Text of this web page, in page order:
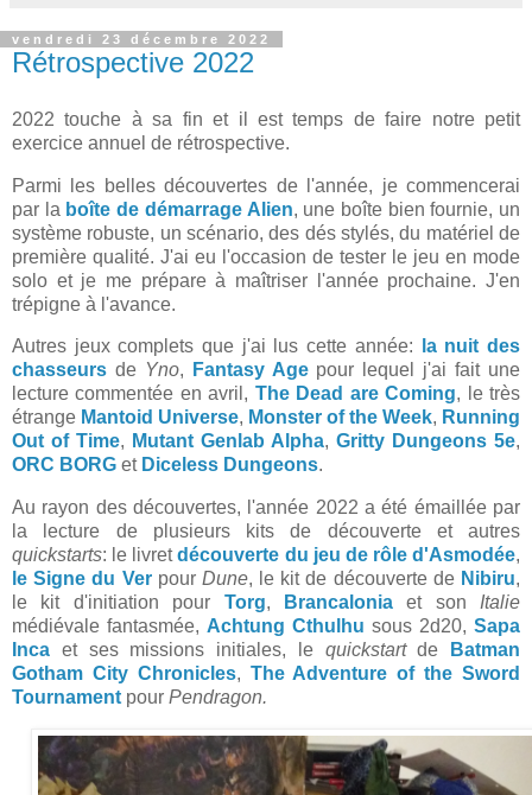
vendredi 23 décembre 2022
Rétrospective 2022
2022 touche à sa fin et il est temps de faire notre petit
exercice annuel de rétrospective.
Parmi les belles découvertes de l'année, je commencerai
par la boîte de démarrage Alien, une boîte bien fournie, un
système robuste, un scénario, des dés stylés, du matériel de
première qualité. J'ai eu l'occasion de tester le jeu en mode
solo et je me prépare à maîtriser l'année prochaine. J'en
trépigne à l'avance.
Autres jeux complets que j'ai lus cette année:
la nuit des
chasseurs de Yno, Fantasy Agepour lequel j'ai fait une
lecture commentée en avril, The Dead are Coming, le très
étrange Mantoid Universe, Monster of the Week, Running
Out of Time, Mutant Genlab Alpha, Gritty Dungeons 5e,
ORC BORG et Diceless Dungeons.
Au rayon des découvertes, l'année 2022 a été émaillée par
la lecture de plusieurs kits de découverte et autres
quickstarts: le livretdécouverte du jeu de rôle d'Asmodée,
le Signe du Verpour Dune, le kit de découverte de Nibiru,
le kit d'initiation pour Torg, Brancaloniaet son Italie
médiévale fantasmée, Achtung Cthulhu sous 2d20, Sapa
Inca et ses missions initiales, le quickstartde
Batman
Gotham City Chronicles, The Adventure of the Sword
Tournament pour Pendragon.